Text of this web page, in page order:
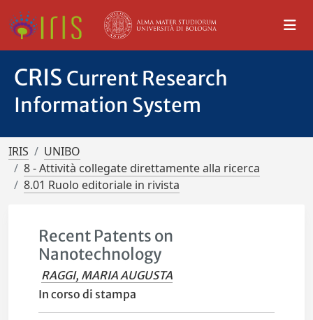
CRIS Current Research
Information System
IRIS
UNIBO
8 - Attività collegate direttamente alla ricerca
8.01 Ruolo editoriale in rivista
Recent Patents on
Nanotechnology
RAGGI, MARIA AUGUSTA
In corso di stampa